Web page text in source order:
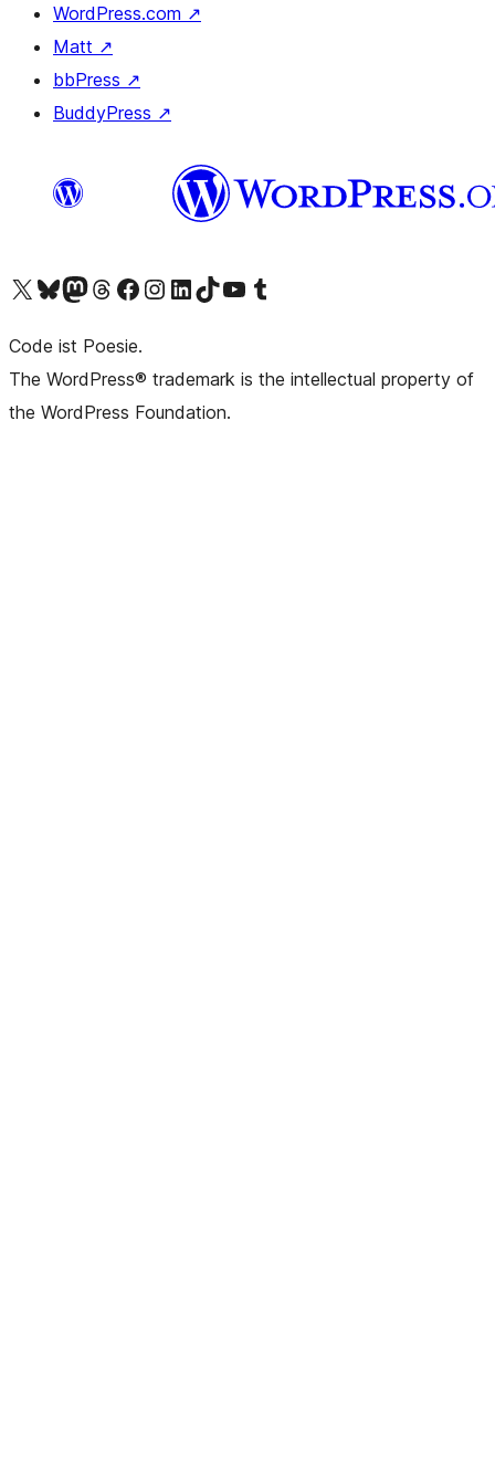
WordPress.com ↗
Matt ↗
bbPress ↗
BuddyPress ↗
Visit our X (formerly Twitter) account
Visit our Bluesky account
Visit our Mastodon account
Visit our Threads account
Visit our Facebook pageVisit our Instagram account
Visit our LinkedIn account
Visit our TikTok account
Visit our YouTube channel
Visit our Tumblr account
Code ist Poesie.
The WordPress® trademark is the intellectual property of
the WordPress Foundation.